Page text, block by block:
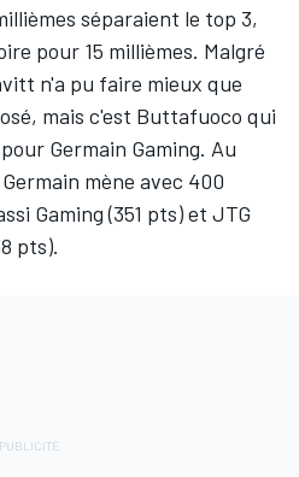
séparaient le top 3,
pour 15 millièmes. Malgré
n'a pu faire mieux que
mais c'est Buttafuoco qui
Germain Gaming. Au
mène avec 400
Gaming (351 pts) et JTG
pts).